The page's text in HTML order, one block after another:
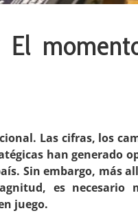
El
Las cifras, los
han generado
Sin embargo, más
es necesario
juego.